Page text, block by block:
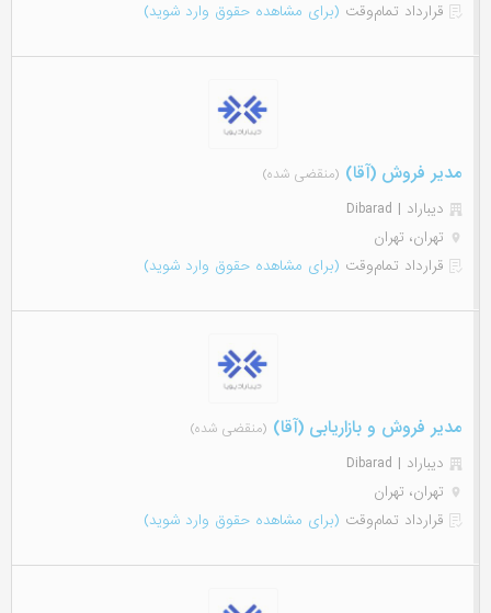
قرارداد تمام‌وقت (برای مشاهده حقوق وارد شوید)
مدیر فروش (آقا) (منقضی شده)
دیباراد | Dibarad
تهران، تهران
قرارداد تمام‌وقت (برای مشاهده حقوق وارد شوید)
مدیر فروش و بازاریابی (آقا) (منقضی شده)
دیباراد | Dibarad
تهران، تهران
قرارداد تمام‌وقت (برای مشاهده حقوق وارد شوید)